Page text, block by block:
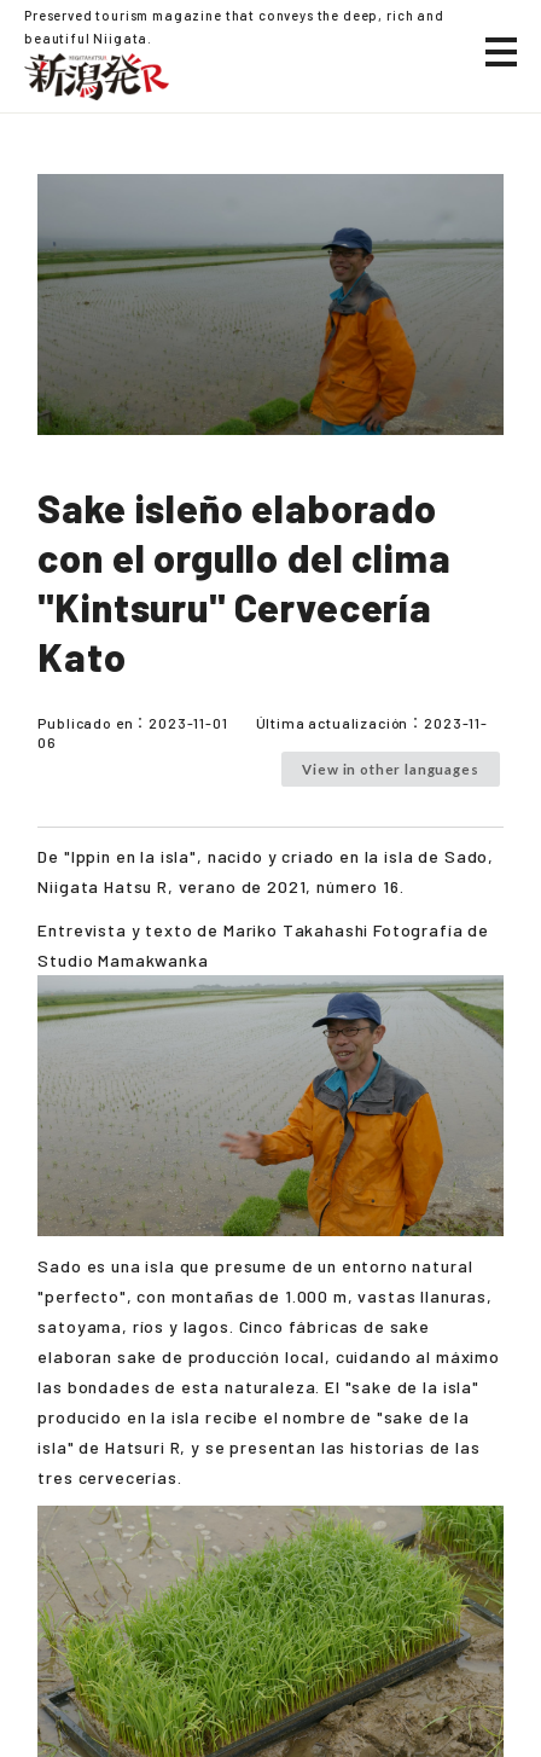
Preserved tourism magazine that conveys the deep, rich and
beautiful Niigata.
Sake isleño elaborado
con el orgullo del clima
"Kintsuru" Cervecería
Kato
Publicado en： 2023-11-01 Última actualización： 2023-11-
06
View in other languages
De "Ippin en la isla", nacido y criado en la isla de Sado,
Niigata Hatsu R, verano de 2021, número 16.
Entrevista y texto de Mariko Takahashi Fotografía de
Studio Mamakwanka
Sado es una isla que presume de un entorno natural
"perfecto", con montañas de 1.000 m, vastas llanuras,
satoyama, ríos y lagos. Cinco fábricas de sake
elaboran sake de producción local, cuidando al máximo
las bondades de esta naturaleza. El "sake de la isla"
producido en la isla recibe el nombre de "sake de la
isla" de Hatsuri R, y se presentan las historias de las
tres cervecerías.